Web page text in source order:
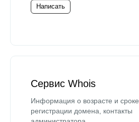
Написать
Сервис Whois
Информация о возрасте и сроке
регистрации домена, контакты